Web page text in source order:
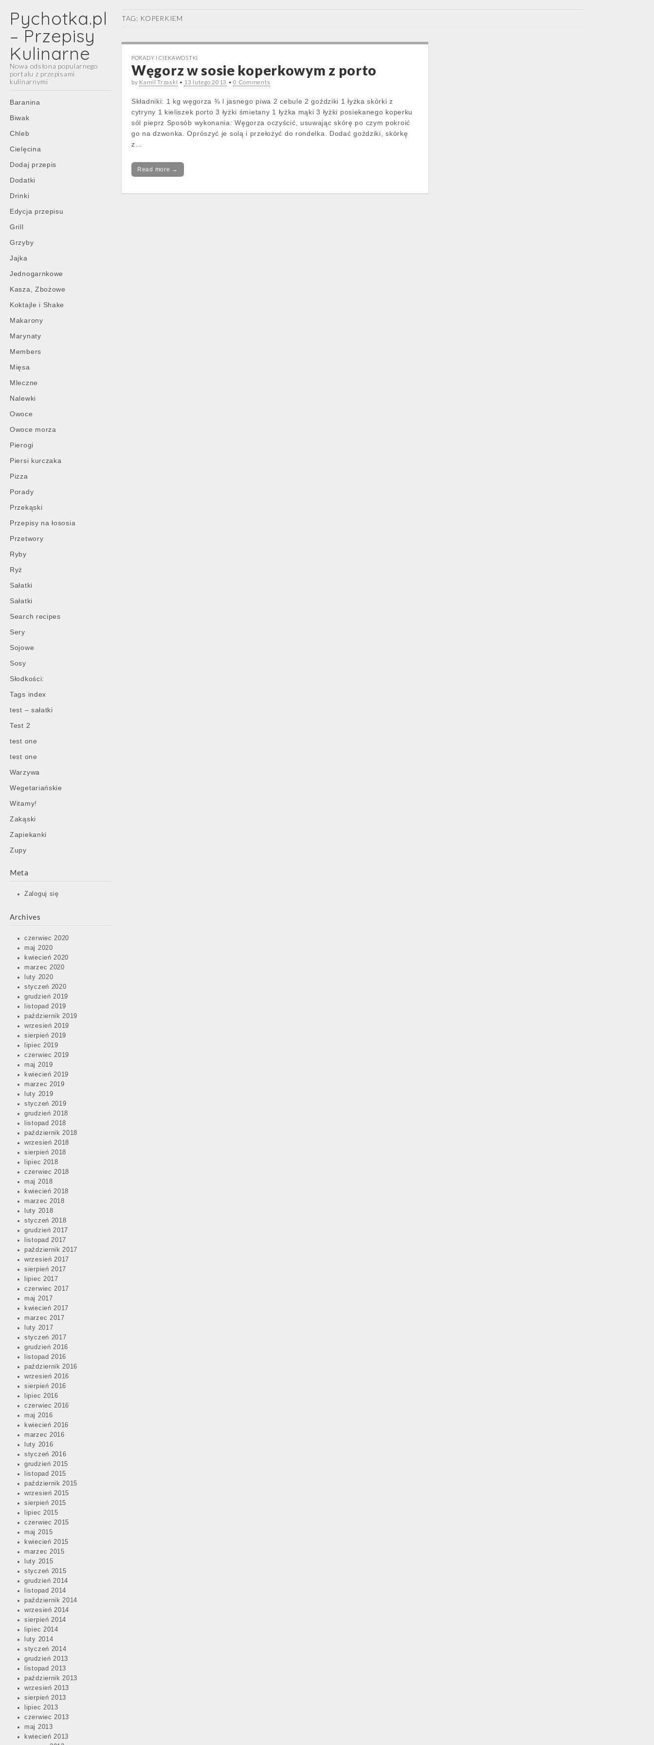
Pychotka.pl
– Przepisy
Kulinarne
Nowa odsłona popularnego
portalu z przepisami
kulinarnymi
Main
menu
Skip
content
Baranina
Biwak
Chleb
Cielęcina
Dodaj przepis
Dodatki
Drinki
Edycja przepisu
Grill
Grzyby
Jajka
Jednogarnkowe
Kasza, Zbożowe
Koktajle i Shake
Makarony
Marynaty
Members
Mięsa
Mleczne
Nalewki
Owoce
Owoce morza
Pierogi
Piersi kurczaka
Pizza
Porady
Przekąski
Przepisy na łososia
Przetwory
Ryby
Ryż
Sałatki
Sałatki
Search recipes
Sery
Sojowe
Sosy
Słodkości:
Tags index
test – sałatki
Test 2
test one
test one
Warzywa
Wegetariańskie
Witamy!
Zakąski
Zapiekanki
Zupy
Meta
Zaloguj się
Archives
czerwiec 2020
maj 2020
kwiecień 2020
marzec 2020
luty 2020
styczeń 2020
grudzień 2019
listopad 2019
październik 2019
wrzesień 2019
sierpień 2019
lipiec 2019
czerwiec 2019
maj 2019
kwiecień 2019
marzec 2019
luty 2019
styczeń 2019
grudzień 2018
listopad 2018
październik 2018
wrzesień 2018
sierpień 2018
lipiec 2018
czerwiec 2018
maj 2018
kwiecień 2018
marzec 2018
luty 2018
styczeń 2018
grudzień 2017
listopad 2017
październik 2017
wrzesień 2017
sierpień 2017
lipiec 2017
czerwiec 2017
maj 2017
kwiecień 2017
marzec 2017
luty 2017
styczeń 2017
grudzień 2016
listopad 2016
październik 2016
wrzesień 2016
sierpień 2016
lipiec 2016
czerwiec 2016
maj 2016
kwiecień 2016
marzec 2016
luty 2016
styczeń 2016
grudzień 2015
listopad 2015
październik 2015
wrzesień 2015
sierpień 2015
lipiec 2015
czerwiec 2015
maj 2015
kwiecień 2015
marzec 2015
luty 2015
styczeń 2015
grudzień 2014
listopad 2014
październik 2014
wrzesień 2014
sierpień 2014
lipiec 2014
luty 2014
styczeń 2014
grudzień 2013
listopad 2013
październik 2013
wrzesień 2013
sierpień 2013
lipiec 2013
czerwiec 2013
maj 2013
kwiecień 2013
TAG: KOPERKIEM
PORADY I CIEKAWOSTKI
Węgorz w sosie koperkowym z porto
by Kamil Trzaski • 13 lutego 2013 •0 Comments
Składniki: 1 kg węgorza ¾ l jasnego piwa 2 cebule 2 goździki 1 łyżka skórki z
cytryny 1 kieliszek porto 3 łyżki śmietany 1 łyżka mąki 3 łyżki posiekanego koperku
sól pieprz Sposób wykonania: Węgorza oczyścić, usuwając skórę po czym pokroić
go na dzwonka. Oprószyć je solą i przełożyć do rondelka. Dodać goździki, skórkę
z…
Read more →